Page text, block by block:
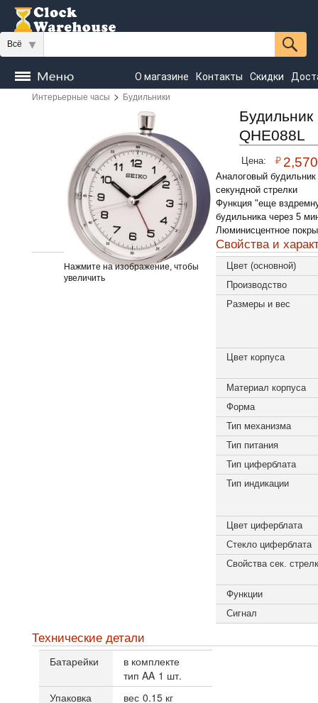
Всё
О магазине Контакты Скидки
Часы
напольные Настенные
Seiko
Интерьерные часы > Будильники
Нажмите на изображение, чтобы
увеличить
Будильник
QHE088L
Цена: ₽ 2,570
Аналоговый
секундной стрелки
Функция "еще
будильника через 5
Люминисцентное
Свойства и
Цвет (основной)
Производство
Размеры и вес
Цвет корпуса
Материал корпуса
Форма
Тип механизма
Тип питания
Тип циферблата
Тип индикации
Цвет циферблата
Стекло циферблата
Свойства сек.
Функции
Сигнал
Технические детали
Батарейки
в комплекте
тип AA 1 шт.
Упаковка
вес 0.15 кг